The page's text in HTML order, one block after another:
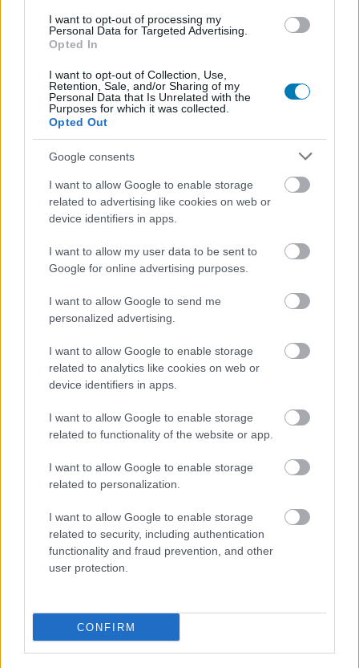
I want to opt-out of processing my
Personal Data for Targeted Advertising.
Opted In
I want to opt-out of Collection, Use,
Retention, Sale, and/or Sharing of my
Personal Data that Is Unrelated with the
Purposes for which it was collected.
Opted Out
Google consents
I want to allow Google to enable storage
related to advertising like cookies on web or
device identifiers in apps.
I want to allow my user data to be sent to
Google for online advertising purposes.
I want to allow Google to send me
personalized advertising.
I want to allow Google to enable storage
related to analytics like cookies on web or
device identifiers in apps.
I want to allow Google to enable storage
related to functionality of the website or app.
I want to allow Google to enable storage
related to personalization.
I want to allow Google to enable storage
related to security, including authentication
functionality and fraud prevention, and other
user protection.
CONFIRM
eredménnyel, amivel átadta a múltnak a kínai Jü-seng Tu
még 2018-ban felállított 3,47 másodperces rekordját. A
kaliforniai Long Beachben megrendezett verseny
eredményét a Guinness is hitelesítette, és bekerült a
Rekordok Könyvébe.
Aki jobban meg szeretné ismerni Max Parkot, annak
érdemes megnéznie a Netflixen 2020-ban bemutatott
The Speed Cubers című dokumentumfilmet. Ebből
többek között kiderül, hogy kétéves korában
autizmussal diagnosztizálták, és a szülei azért adták a
finommotorikus és a szociális készségeit, utóbbiakat a
versenyekben való részvétel útján.
Nem akarsz lemaradni semmiről?
Rengeteg hír és cikk vár rád, lehet, hogy éppen nem
hogy naprakész maradj, kiválogatjuk neked a
legjobbakat,iratkozz fel hírlevelünkre!